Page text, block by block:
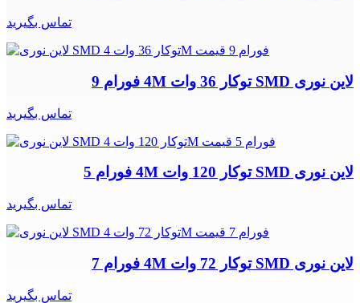
تماس بگیرید
لاین نوری SMD توکار 36 وات 4M فورام 9
تماس بگیرید
لاین نوری SMD توکار 120 وات 4M فورام 5
تماس بگیرید
لاین نوری SMD توکار 72 وات 4M فورام 7
تماس بگیرید